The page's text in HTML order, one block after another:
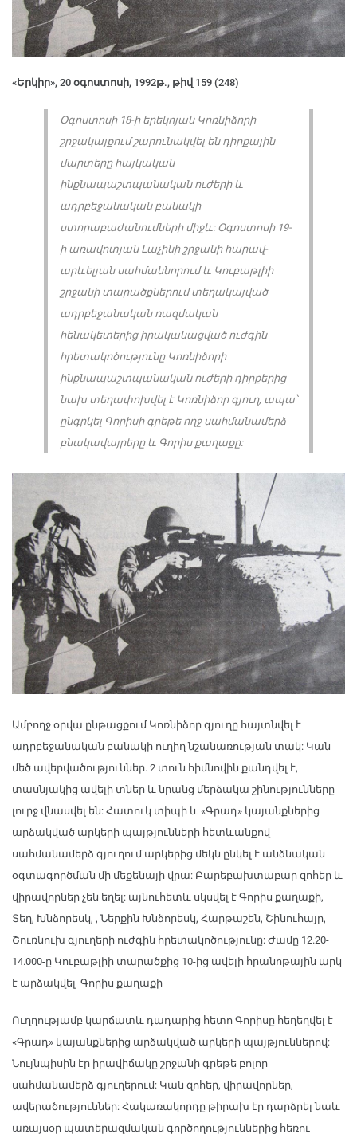
«Երկիր», 20 օգոստոսի, 1992թ., թիվ 159 (248)
Օգոստոսի 18-ի երեկոյան Կոռնիձորի
շրջակայքում շարունակվել են դիրքային
մարտերը հայկական
ինքնապաշտպանական ուժերի և
ադրբեջանական բանակի
ստորաբաժանումների միջև: Օգոստոսի 19-
ի առավոտյան Լաչինի շրջանի հարավ-
արևելյան սահմաննորում և Կուբաթլիի
շրջանի տարածքներում տեղակայված
ադրբեջանական ռազմական
հենակետերից իրականացված ուժգին
հրետակոծությունը Կոռնիձորի
ինքնապաշտպանական ուժերի դիրքերից
նախ տեղափոխվել է Կոռնիձոր գյուղ, ապա՝
ընգրկել Գորիսի գրեթե ողջ սահմանամերձ
բնակավայրերը և Գորիս քաղաքը:
Ամբողջ օրվա ընթացքում Կոռնիձոր գյուղը հայտնվել է
ադրբեջանական բանակի ուղիղ նշանառության տակ: Կան
մեծ ավերվածություններ. 2 տուն հիմնովին քանդվել է,
տասնյակից ավելի տներ և նրանց մերձակա շինությունները
լուրջ վնասվել են: Հատուկ տիպի և «Գրադ» կայանքներից
արձակված արկերի պայթյունների հետևանքով
սահմանամերձ գյուղում արկերից մեկն ընկել է անձնական
օգտագործման մի մեքենայի վրա: Բարեբախտաբար զոհեր և
վիրավորներ չեն եղել: այնուհետև սկսվել է Գորիս քաղաքի,
Տեղ, Խնձորեսկ, , Ներքին Խնձորեսկ, Հարթաշեն, Շինուհայր,
Շուռնուխ գյուղերի ուժգին հրետակոծությունը: Ժամը 12.20-
14.000-ը Կուբաթլիի տարածքից 10-ից ավելի հրանոթային արկ
է արձակվել Գորիս քաղաքի
Ուղղությամբ կարճատև դադարից հետո Գորիսը հեղեղվել է
«Գրադ» կայանքներից արձակված արկերի պայթյուններով:
Նույնպիսին էր իրավիճակը շրջանի գրեթե բոլոր
սահմանամերձ գյուղերում: Կան զոհեր, վիրավորներ,
ավերածություններ: Հակառակորդը թիրախ էր դարձրել նաև
առայսօր պատերազմական գործողություններից հեռու